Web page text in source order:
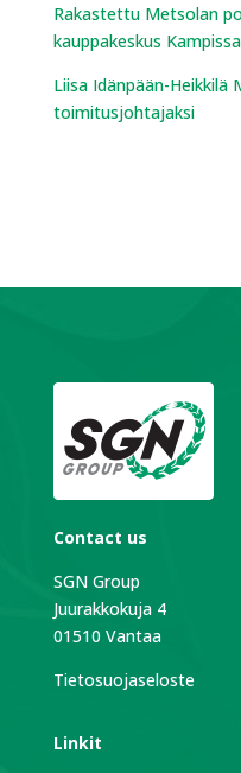
Rakastettu Metsolan
kauppakeskus
Liisa Idänpään-
toimitusjohtajaksi
Contact us
SGN Group
Juurakkokuja 4
01510 Vantaa
Tietosuojaseloste
Linkit